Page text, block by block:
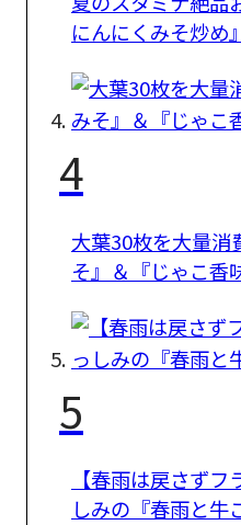
にんにくみそ炒め
4
大葉30枚を大量消
そ』＆『じゃこ香
5
【春雨は戻さず
しみの『春雨と牛